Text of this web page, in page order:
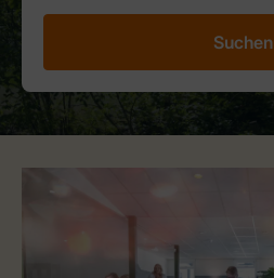
Suchen